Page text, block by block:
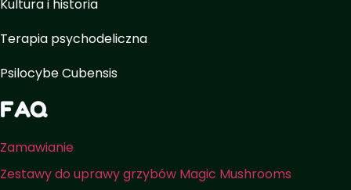
Kultura i historia
Terapia psychodeliczna
Psilocybe Cubensis
FAQ
Zamawianie
Zestawy do uprawy grzybów Magic Mushrooms